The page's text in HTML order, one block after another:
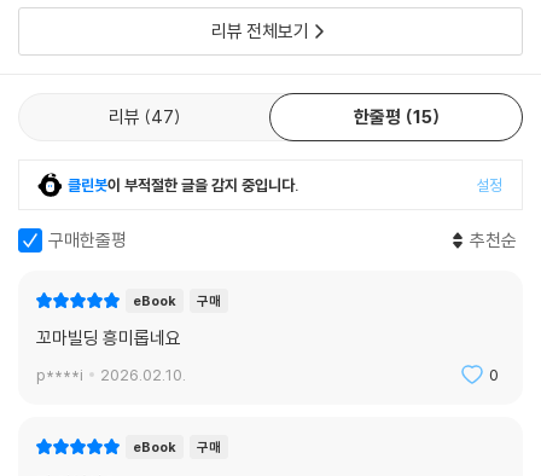
--- p.87
다. 단열이 잘되어야 냉난방 효과를 제대로 누릴 수 있어서다. 단열은 골조
공사를 하면서 같이하는 것이 좋다. 유로폼을 붙일 때 같이 부착해서 콘크
사 단열재를 부착해서 시공하는 경우도 있다. 하지만 좁은 공간을 효과적
단열재에는 등급이 있다. ‘가, 나, 다, 라’의 4가지 등급으로 나뉜다. 에너지
설계도에 따라서 시공하면 무난하다. 같은 등급이라도 제품에 따라서 두께
와 효율이 다르고, 가격에도 재각기 차이가 난다.
난방공사를 총괄한다. 준공 후 설비 부문에 하자가 발생하는 것은 건축주
리뷰 전체보기
리뷰 47 한줄평 15
클린봇이 부적절한 글을 감지 중입니다. 설정
구매한줄평 추천순
eBook 구매
꼬마빌딩 흥미롭네요
p****i 2026.02.10. 0
eBook 구매